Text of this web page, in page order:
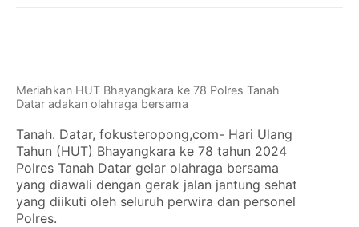
Meriahkan HUT Bhayangkara ke 78 Polres Tanah
Datar adakan olahraga bersama
Tanah. Datar, fokusteropong,com- Hari Ulang
Tahun (HUT) Bhayangkara ke 78 tahun 2024
Polres Tanah Datar gelar olahraga bersama
yang diawali dengan gerak jalan jantung sehat
yang diikuti oleh seluruh perwira dan personel
Polres.